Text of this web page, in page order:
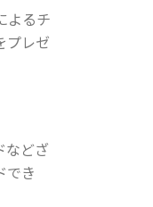
よるチ
プレゼ
などざ
でき